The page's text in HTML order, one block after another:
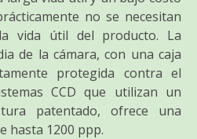
no se necesitan
vida útil del producto. La
de la cámara, con una caja
protegida contra el
CCD que utilizan un
patentado, ofrece una
hasta 1200 ppp.